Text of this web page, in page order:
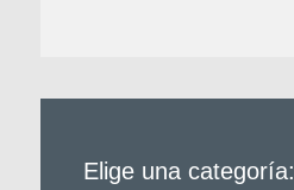
Elige una categoría: